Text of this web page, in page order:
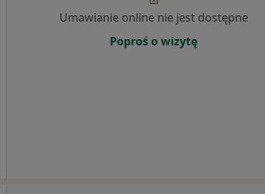
Umawianie online nie jest dostępne
Poproś o wizytę